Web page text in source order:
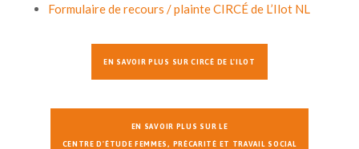
Formulaire de recours / plainte CIRCÉ de L’Ilot NL
EN SAVOIR PLUS SUR CIRCÉ DE L'ILOT
EN SAVOIR PLUS SUR LE
CENTRE D'ÉTUDE FEMMES, PRÉCARITÉ ET TRAVAIL SOCIAL